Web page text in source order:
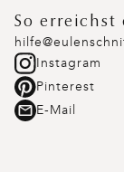
So erreichst
Instagram
Pinterest
E-Mail